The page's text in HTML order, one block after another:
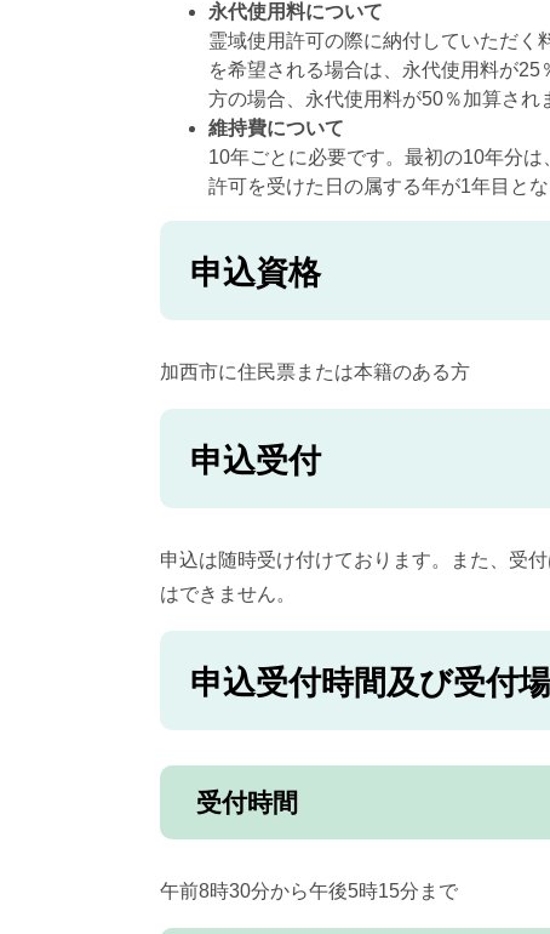
永代使用料について
霊域使用許可の際に納付していただく
を希望される場合は、永代使用料が
方の場合、永代使用料が50％加算され
維持費について
10年ごとに必要です。最初の10年分
許可を受けた日の属する年が1年目とな
申込資格
加西市に住民票または本籍のある方
申込受付
申込は随時受け付けております。また、受
はできません。
申込受付時間及び受付
受付時間
午前8時30分から午後5時15分まで